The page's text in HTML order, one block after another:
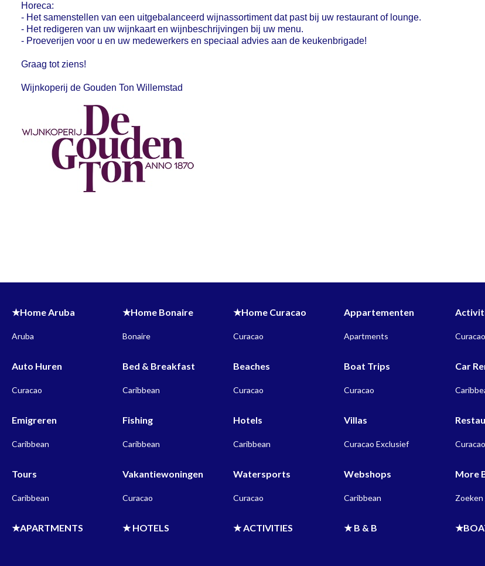
Horeca:
- Het samenstellen van een uitgebalanceerd wijnassortiment dat past bij uw restaurant of lounge.
- Het redigeren van uw wijnkaart en wijnbeschrijvingen bij uw menu.
- Proeverijen voor u en uw medewerkers en speciaal advies aan de keukenbrigade!
Graag tot ziens!
Wijnkoperij de Gouden Ton Willemstad
★Home Aruba
Aruba
★Home Bonaire
Bonaire
★Home Curacao
Curacao
Appartementen
Apartments Curacao
Auto Huren
Curacao
Bed & Breakfast
Caribbean
Beaches
Curacao
Boat Trips
Curacao
Car
Emigreren
Caribbean
Fishing
Caribbean
Hotels
Caribbean
Villas
Curacao Exclusief Curacao
Tours
Caribbean
Vakantiewoningen
Curacao
Watersports
Curacao
Webshops
Caribbean
More
Zoeken
★APARTMENTS ★ HOTELS ★ ACTIVITIES ★ B & B